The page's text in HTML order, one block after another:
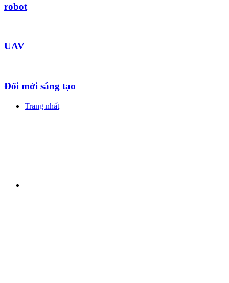
robot
UAV
Đổi mới sáng tạo
Trang nhất